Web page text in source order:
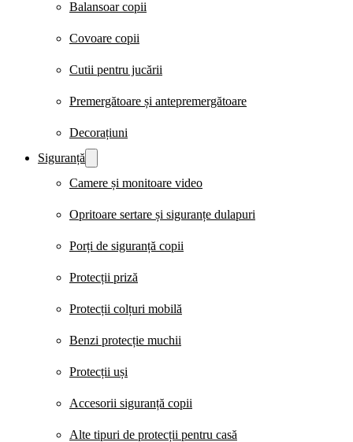
Balansoar copii
Covoare copii
Cutii pentru jucării
Premergătoare și antepremergătoare
Decorațiuni
Siguranță
Camere și monitoare video
Opritoare sertare și siguranțe dulapuri
Porți de siguranță copii
Protecții priză
Protecții colțuri mobilă
Benzi protecție muchii
Protecții uși
Accesorii siguranță copii
Alte tipuri de protecții pentru casă